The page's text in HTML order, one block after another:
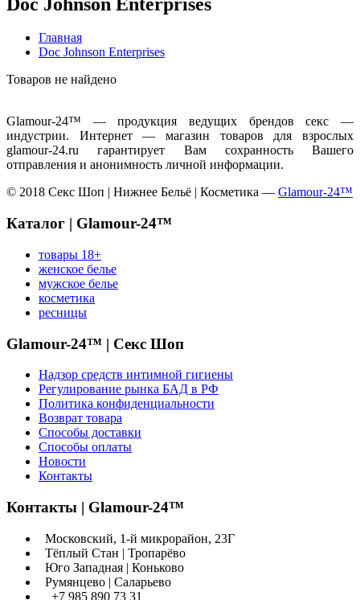
Главная
Doc Johnson Enterprises
Товаров не найдено
Glamour-24™ — продукция ведущих брендов секс —
индустрии. Интернет — магазин товаров для взрослых
glamour-24.ru гарантирует Вам сохранность Вашего
отправления и анонимность личной информации.
© 2018 Секс Шоп | Нижнее Бельё | Косметика — Glamour-24™
Каталог | Glamour-24™
товары 18+
женское белье
мужское белье
косметика
ресницы
Glamour-24™ | Секс Шоп
Надзор средств интимной гигиены
Регулирование рынка БАД в РФ
Политика конфиденциальности
Возврат товара
Способы доставки
Способы оплаты
Новости
Контакты
Контакты | Glamour-24™
Московский, 1-й микрорайон, 23Г
Тёплый Стан | Тропарёво
Юго Западная | Коньково
Румянцево | Саларьево
+7 985 890 73 31